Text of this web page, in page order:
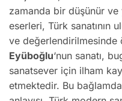
zamanda bir düşünür ve
eserleri, Türk sanatının
ve değerlendirilmesinde
Eyüboğlu‘nun sanatı,
sanatsever için ilham
etmektedir. Bu